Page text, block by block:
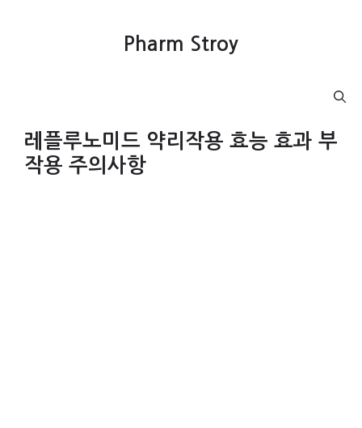
Pharm Stroy
레플루노미드 약리작용 효능 효과 부
작용 주의사항